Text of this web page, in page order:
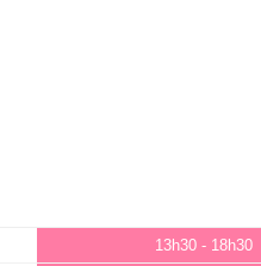
13h30 - 18h30